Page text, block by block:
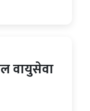
वायुसेवा